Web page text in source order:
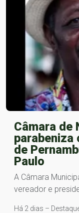
Câmara de
parabeniza
de
Paulo
A Câmara
vereador e
Há 2 dias –